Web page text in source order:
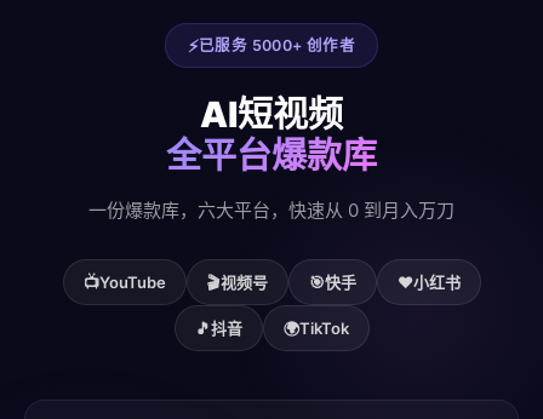
已服务 5000+ 创作者
AI短视频
全平台爆款库
一份爆款库，六大平台，快速从 0 到月入万刀
📺YouTube 🎬视频号 🎯快手 ❤️小红书
🎵抖音 🌍TikTok